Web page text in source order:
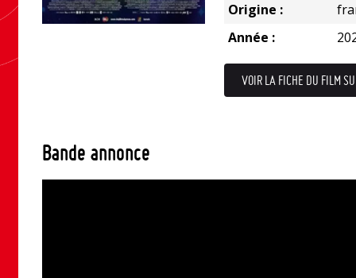
Origine :
Année :
VOIR LA FICHE DU FILM
Bande annonce